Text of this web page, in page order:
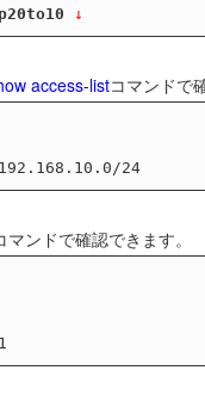
↓
access-listコマンドで
    permit tcp 192.168.20.0/24 192.168.10.0/24
マンドで確認できます。